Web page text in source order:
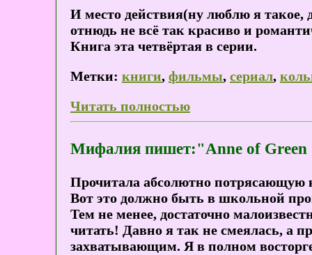
И место действия(ну люблю я такое,
отнюдь не всё так красиво и
Книга эта четвёртая в серии.
Метки: книги, фильмы, сериал,
Читать полностью
Мифалия пишет:"Anne of Green
Прочитала абсолютно
Вот это должно быть в школьной
Тем не менее, достаточно
читать! Давно я так не смеялась, а
захватывающим. Я в полном